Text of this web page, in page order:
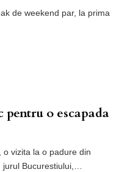
de weekend par, la prima
pentru o escapada
vizita la o padure din
Bucurestiului,…